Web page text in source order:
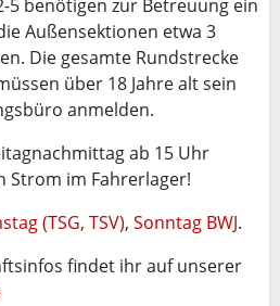
5 benötigen zur Betreuung ein
Außensektionen etwa 3
Die gesamte Rundstrecke
über 18 Jahre alt sein
anmelden.
ab 15 Uhr
Strom im Fahrerlager!
(TSG, TSV), Sonntag BWJ.
findet ihr auf unserer